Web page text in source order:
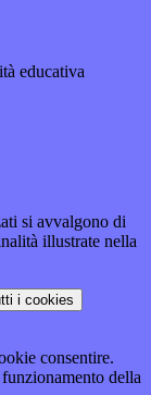
educativa
si avvalgono di
illustrate nella
i cookies
consentire.
della